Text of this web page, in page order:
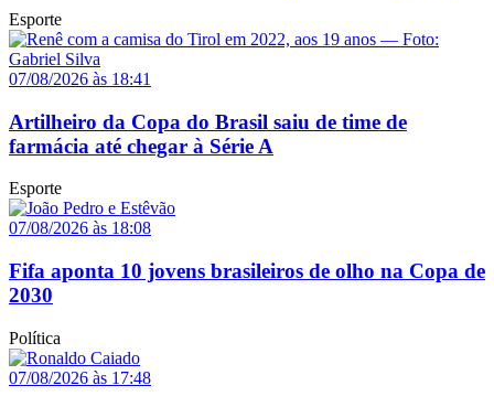
Esporte
07/08/2026 às 18:41
Artilheiro da Copa do Brasil saiu de time de
farmácia até chegar à Série A
Esporte
07/08/2026 às 18:08
Fifa aponta 10 jovens brasileiros de olho na Copa de
2030
Política
07/08/2026 às 17:48